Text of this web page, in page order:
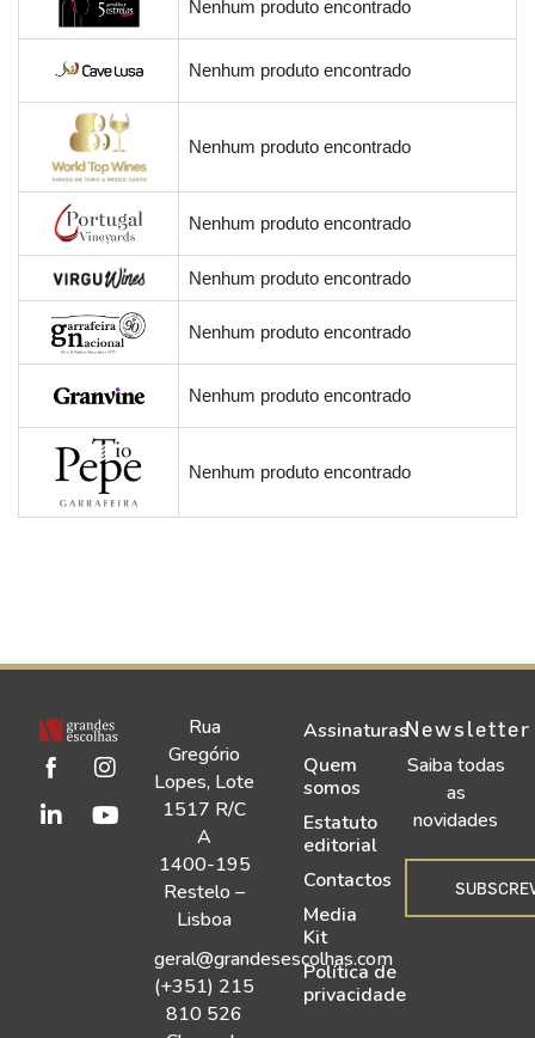
Nenhum produto encontrado
Nenhum produto encontrado
Nenhum produto encontrado
Nenhum produto encontrado
Nenhum produto encontrado
Nenhum produto encontrado
Nenhum produto encontrado
Nenhum produto encontrado
Rua
Gregório
Lopes, Lote
1517 R/C
A
1400-195
Restelo –
Lisboa
geral@grandesescolhas.com
(+351) 215
810 526
Assinaturas
Quem
somos
Estatuto
editorial
Contactos
Media
Kit
Política de
privacidade
Newsletter
Saiba todas
as
novidades